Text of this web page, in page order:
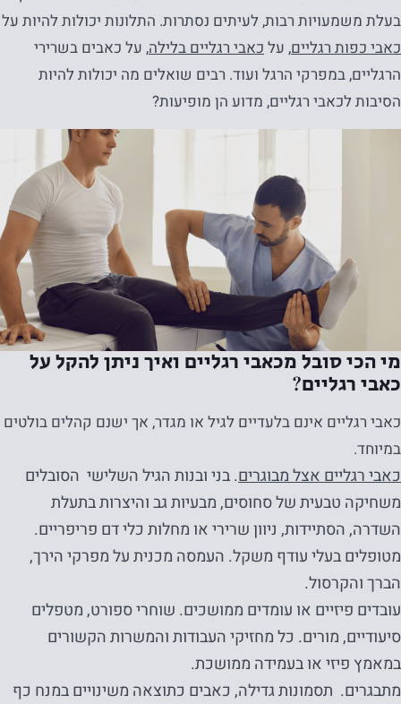
בעלת משמעויות רבות, לעיתים נסתרות. התלונות יכולות להיות על
כאבי כפות רגליים, על כאבי רגליים בלילה, על כאבים בשרירי
הרגליים, במפרקי הרגל ועוד. רבים שואלים מה יכולות להיות
הסיבות לכאבי רגליים, מדוע הן מופיעות?
מי הכי סובל מכאבי רגליים ואיך ניתן להקל על
כאבי רגליים?
כאבי רגליים אינם בלעדיים לגיל או מגדר, אך ישנם קהלים בולטים
במיוחד.
כאבי רגליים אצל מבוגרים. בני ובנות הגיל השלישי הסובלים
משחיקה טבעית של סחוסים, מבעיות גב והיצרות בתעלת
השדרה, הסתיידות, ניוון שרירי או מחלות כלי דם פריפריים.
מטופלים בעלי עודף משקל. העמסה מכנית על מפרקי הירך,
הברך והקרסול.
עובדים פיזיים או עומדים ממושכים. שוחרי ספורט, מטפלים
סיעודיים, מורים. כל מחזיקי העבודות והמשרות הקשורים
במאמץ פיזי או בעמידה ממושכת.
מתבגרים. תסמונות גדילה, כאבים כתוצאה משינויים במנח כף